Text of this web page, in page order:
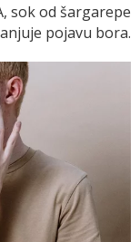
sok od šargarepe
pojavu bora.